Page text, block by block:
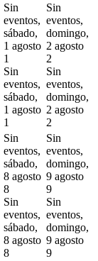
Sin
eventos,
sábado,
1 agosto
1
Sin
eventos,
sábado,
1 agosto
1
Sin
eventos,
domingo,
2 agosto
2
Sin
eventos,
domingo,
2 agosto
2
Sin
eventos,
sábado,
8 agosto
8
Sin
eventos,
sábado,
8 agosto
8
Sin
eventos,
domingo,
9 agosto
9
Sin
eventos,
domingo,
9 agosto
9